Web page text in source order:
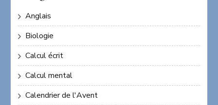
Anglais
Biologie
Calcul écrit
Calcul mental
Calendrier de l'Avent